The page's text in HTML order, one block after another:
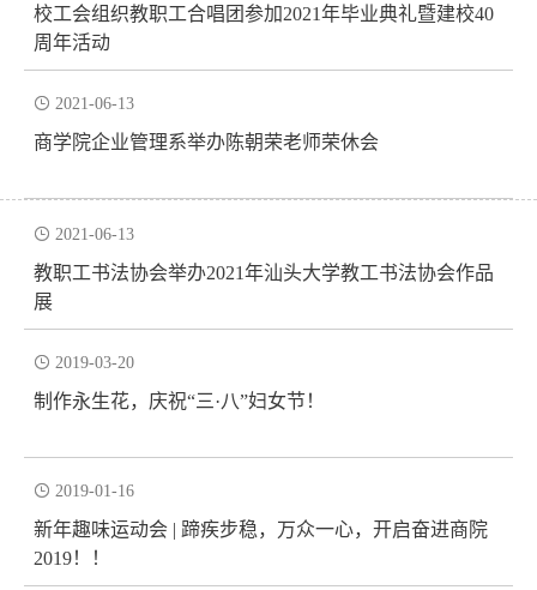
校工会组织教职工合唱团参加2021年毕业典礼暨建校40
周年活动
 2021-06-13
商学院企业管理系举办陈朝荣老师荣休会
 2021-06-13
教职工书法协会举办2021年汕头大学教工书法协会作品
展
 2019-03-20
制作永生花，庆祝“三·八”妇女节！
 2019-01-16
新年趣味运动会 | 蹄疾步稳，万众一心，开启奋进商院
2019！！